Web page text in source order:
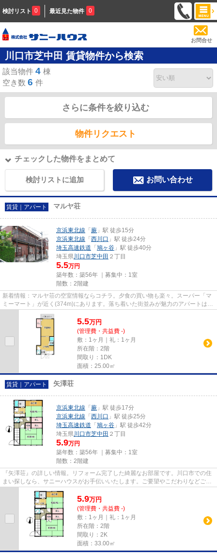
検討リスト 0 最近見た物件 0
お問合せ
川口市芝中田 賃貸物件から検索
該当物件 4 棟
空き数 6 件
さらに条件を絞り込む
物件リクエスト
チェックした物件をまとめて
検討リストに追加 お問い合わせ
賃貸｜アパート マルヤ荘
京浜東北線 「 蕨 」駅 徒歩15分
京浜東北線 「 西川口 」駅 徒歩24分
埼玉高速鉄道 「 鳩ヶ谷 」駅 徒歩40分
埼玉県川口市芝中田 ２丁目
5.5万円
築年数：築56年 ｜募集中： 1室
階数：2階建
新着情報：マルヤ荘の空室情報ならコチラ。夕食の買い物も楽々。スーパー「マ
ミーマート」が近く(374m)にあります。落ち着いた街並みが魅力のアパートはこ
5.5万円
(管理費・共益費 -)
敷：1ヶ月｜礼：1ヶ月
所在階：2階
間取り：1DK
面積：25.00㎡
賃貸｜アパート 矢澤荘
京浜東北線 「 蕨 」駅 徒歩17分
京浜東北線 「 西川口 」駅 徒歩25分
埼玉高速鉄道 「 鳩ヶ谷 」駅 徒歩42分
埼玉県川口市芝中田 ２丁目
5.9万円
築年数：築56年 ｜募集中： 1室
階数：2階建
『矢澤荘』の詳しい情報。リフォーム完了した綺麗なお部屋です。川口市での住
まい探しなら、サニーハウスがお手伝いいたします。ご要望やこだわりなどござ
いましたら、info@sunnyhouse...
5.9万円
(管理費・共益費 -)
敷：1ヶ月｜礼：1ヶ月
所在階：2階
間取り：2K
面積：33.00㎡